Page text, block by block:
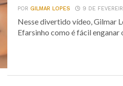
PORGILMAR LOPES 9 DE
Nesse divertido vídeo, Gilmar
Efarsinho como é fácil enganar